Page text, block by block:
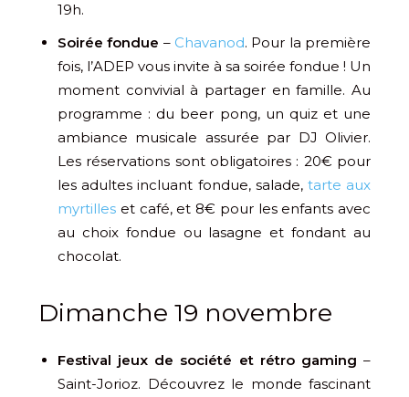
19h.
Soirée fondue – Chavanod. Pour la première
fois, l’ADEP vous invite à sa soirée fondue ! Un
moment convivial à partager en famille. Au
programme : du beer pong, un quiz et une
ambiance musicale assurée par DJ Olivier.
Les réservations sont obligatoires : 20€ pour
les adultes incluant fondue, salade, tarte aux
myrtilles et café, et 8€ pour les enfants avec
au choix fondue ou lasagne et fondant au
chocolat.
Dimanche 19 novembre
Festival jeux de société et rétro gaming –
Saint-Jorioz. Découvrez le monde fascinant